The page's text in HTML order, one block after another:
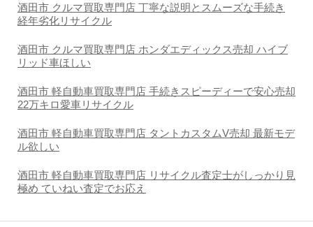
酒田市 クルマ買取専門店 丁寧な説明とスムーズな手続き
経年劣化リサイクル
酒田市 クルマ買取専門店 ホンダエディックス売却 ハイブ
リッド車ほしい
酒田市 軽自動車買取専門店 手続きスピーディーで安心売却
22万キロ愛車リサイクル
酒田市 軽自動車買取専門店 タントカスタムV売却 最新モデ
ル欲しい
酒田市 軽自動車買取専門店 リサイクル査定士がしっかり見
極め ていねい査定でお応え